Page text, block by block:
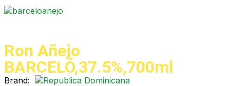
Ron Añejo
BARCELÓ,37.5%,700ml
Brand: